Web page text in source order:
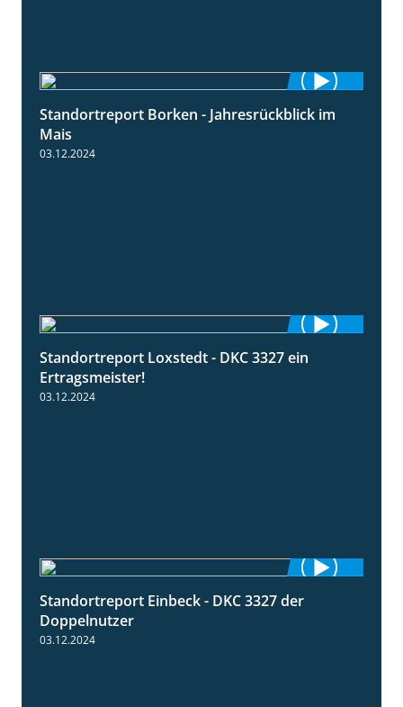
4:26
Standortreport Borken - Jahresrückblick im
Mais
03.12.2024
1:14
Standortreport Loxstedt - DKC 3327 ein
Ertragsmeister!
03.12.2024
Standortreport Einbeck - DKC 3327 der
Doppelnutzer
03.12.2024